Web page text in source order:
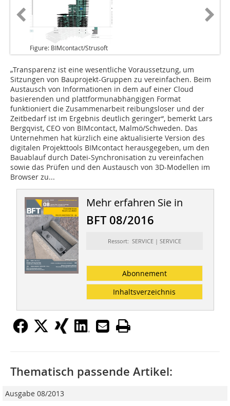
Figure: BIMcontact/Strusoft
„Transparenz ist eine wesentliche Voraussetzung, um
Sitzungen von Bauprojekt-Gruppen zu vereinfachen. Beim
Austausch von Informationen in dem auf einer Cloud
basierenden und plattformunabhängigen Format
funktioniert die Zusammenarbeit reibungsloser und der
Zeitbedarf ist im Ergebnis deutlich geringer“, bemerkt Lars
Bergqvist, CEO von BIMcontact, Malmö/Schweden. Das
Unternehmen hat kürzlich eine aktualisierte Version des
digitalen Projekttools BIMcontact herausgegeben, um den
Bauablauf durch Datei-Synchronisation zu vereinfachen
sowie das Prüfen und den Austausch von 3D-Modellen im
Browser zu...
Mehr erfahren Sie in
BFT 08/2016
Ressort: SERVICE | SERVICE
Abonnement
Inhaltsverzeichnis
Thematisch passende Artikel:
Ausgabe 08/2013